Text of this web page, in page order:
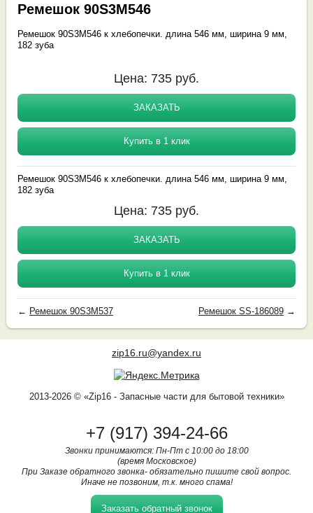
Ремешок 90S3M546
Ремешок 90S3M546 к хлебопечки. длина 546 мм, ширина 9 мм,
182 зуба
Цена: 735 руб.
ЗАКАЗАТЬ
Купить в 1 клик
Ремешок 90S3M546 к хлебопечки. длина 546 мм, ширина 9 мм,
182 зуба
Цена: 735 руб.
ЗАКАЗАТЬ
Купить в 1 клик
← Ремешок 90S3M537 Ремешок SS-186089→
zip16.ru@yandex.ru
2013-2026 © «Zip16 - Запасные части для бытовой техники»
+7 (917) 394-24-66
Звонки принимаются: Пн-Пт с 10:00 до 18:00
(время Московское)
При Заказе обратного звонка- обязательно пишите свой вопрос.
Иначе не позвоним, т.к. много спама!
Заказать обратный звонок